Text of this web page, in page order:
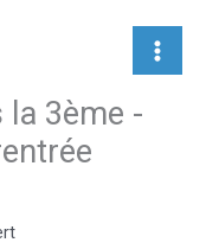
la 3ème -